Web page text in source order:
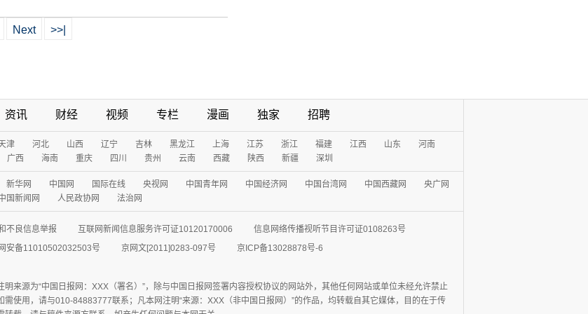
Next >>|
资讯 财经 视频 专栏 漫画 独家 招聘
津 河北 山西 辽宁 吉林 黑龙江 上海 江苏 浙江 福建 江西 山东
河南
广西 海南 重庆 四川 贵州 云南 西藏 陕西 新疆 深圳
新华网 中国网 国际在线 央视网 中国青年网 中国经济网 中国台湾网 中国西藏网
央广网
国新闻网 人民政协网 法治网
不良信息举报 互联网新闻信息服务许可证10120170006
信息网络传播视听节目许可证0108263号
安备11010502032503号
京网文[2011]0283-097号 京ICP备13028878号-6
明来源为“中国日报网：XXX（署名）”，除与中国日报网签署内容授权协议的网站外，其他任何网站或单位未经允许禁止
需使用，请与010-84883777联系；凡本网注明“来源：XXX（非中国日报网）”的作品，均转载自其它媒体，目的在于传